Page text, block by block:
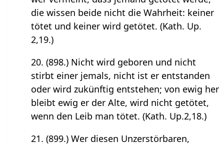
die wissen beide nicht die Wahrheit: keiner
tötet und keiner wird getötet. (Kath. Up.
2,19.)
20. (898.) Nicht wird geboren und nicht
stirbt einer jemals, nicht ist er entstanden
oder wird zukünftig entstehen; von ewig her
bleibt ewig er der Alte, wird nicht getötet,
wenn den Leib man tötet. (Kath. Up.2,18.)
21. (899.) Wer diesen Unzerstörbaren,